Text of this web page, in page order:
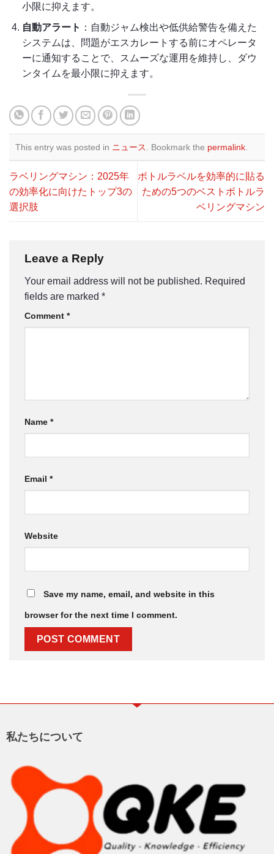
小限に抑えます。
自動アラート ：自動ジャム検出や低供給警告を備えた
システムは、問題がエスカレートする前にオペレータ
ーに通知することで、スムーズな運用を維持し、ダウ
ンタイムを最小限に抑えます。
This entry was posted in ニュース. Bookmark the permalink.
ラベリングマシン：2025年
の効率化に向けたトップ3の
選択肢
ボトルラベルを効率的に貼る
ための5つのベストボトルラ
ベリングマシン
Leave a Reply
Your email address will not be published. Required
fields are marked *
Comment *
Name *
Email *
Website
Save my name, email, and website in this
browser for the next time I comment.
私たちについて